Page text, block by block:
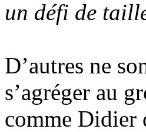
un défi de
D’autres ne
s’agréger au
comme Didier